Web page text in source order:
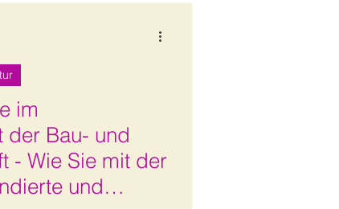
im
der Bau- und
- Wie Sie mit der
und